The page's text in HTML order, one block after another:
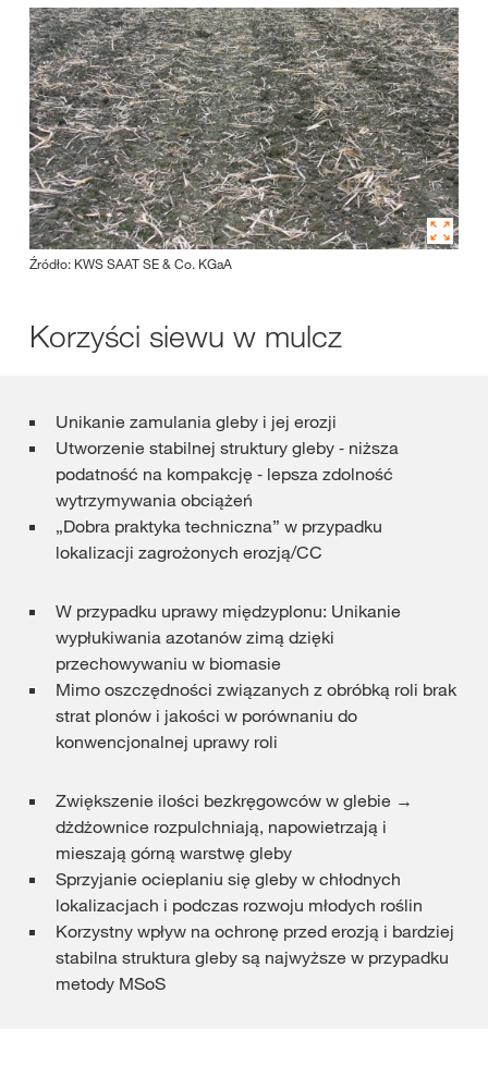
Źródło: KWS SAAT SE & Co. KGaA
Korzyści siewu w mulcz
Unikanie zamulania gleby i jej erozji
Utworzenie stabilnej struktury gleby ⁃ niższa
podatność na kompakcję ⁃ lepsza zdolność
wytrzymywania obciążeń
„Dobra praktyka techniczna” w przypadku
lokalizacji zagrożonych erozją/CC
W przypadku uprawy międzyplonu: Unikanie
wypłukiwania azotanów zimą dzięki
przechowywaniu w biomasie
Mimo oszczędności związanych z obróbką roli brak
strat plonów i jakości w porównaniu do
konwencjonalnej uprawy roli
Zwiększenie ilości bezkręgowców w glebie →
dżdżownice rozpulchniają, napowietrzają i
mieszają górną warstwę gleby
Sprzyjanie ocieplaniu się gleby w chłodnych
lokalizacjach i podczas rozwoju młodych roślin
Korzystny wpływ na ochronę przed erozją i bardziej
stabilna struktura gleby są najwyższe w przypadku
metody MSoS